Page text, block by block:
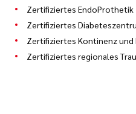
Zertifiziertes EndoProthetik
Zertifiziertes
Zertifiziertes Kontinenz
Zertifiziertes regionales